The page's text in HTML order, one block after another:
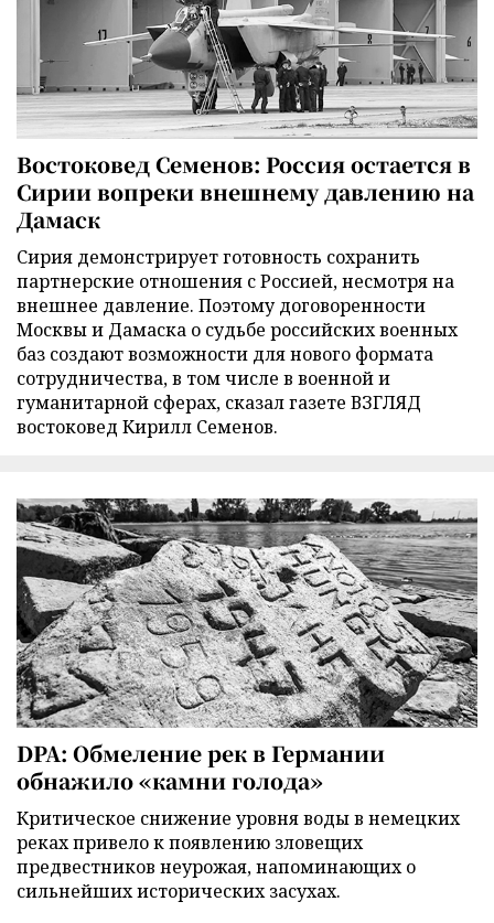
Востоковед Семенов: Россия остается в
Сирии вопреки внешнему давлению на
Дамаск
Сирия демонстрирует готовность сохранить
партнерские отношения с Россией, несмотря на
внешнее давление. Поэтому договоренности
Москвы и Дамаска о судьбе российских военных
баз создают возможности для нового формата
сотрудничества, в том числе в военной и
гуманитарной сферах, сказал газете ВЗГЛЯД
востоковед Кирилл Семенов.
DPA: Обмеление рек в Германии
обнажило «камни голода»
Критическое снижение уровня воды в немецких
реках привело к появлению зловещих
предвестников неурожая, напоминающих о
сильнейших исторических засухах.